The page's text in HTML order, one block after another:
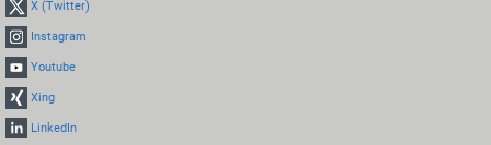
X (Twitter)
Instagram
Youtube
Xing
LinkedIn